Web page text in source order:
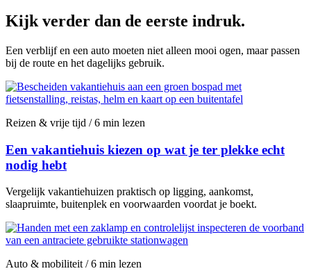
Kijk verder dan de eerste indruk.
Een verblijf en een auto moeten niet alleen mooi ogen, maar passen
bij de route en het dagelijks gebruik.
Reizen & vrije tijd / 6 min lezen
Een vakantiehuis kiezen op wat je ter plekke echt
nodig hebt
Vergelijk vakantiehuizen praktisch op ligging, aankomst,
slaapruimte, buitenplek en voorwaarden voordat je boekt.
Auto & mobiliteit / 6 min lezen